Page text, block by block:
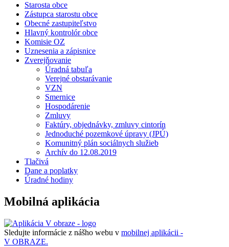
Starosta obce
Zástupca starostu obce
Obecné zastupiteľstvo
Hlavný kontrolór obce
Komisie OZ
Uznesenia a zápisnice
Zverejňovanie
Úradná tabuľa
Verejné obstarávanie
VZN
Smernice
Hospodárenie
Zmluvy
Faktúry, objednávky, zmluvy cintorín
Jednoduché pozemkové úpravy (JPÚ)
Komunitný plán sociálnych služieb
Archív do 12.08.2019
Tlačivá
Dane a poplatky
Úradné hodiny
Mobilná aplikácia
Sledujte informácie z nášho webu v mobilnej aplikácii -
V OBRAZE.